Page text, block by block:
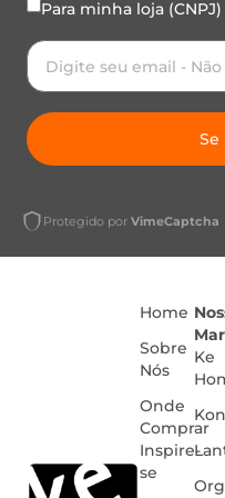
Para minha loja (CNPJ)
Se
Protegido por VimeCaptcha
Home
Sobre
Nós
Onde
Comprar
Inspire-
se
Ke